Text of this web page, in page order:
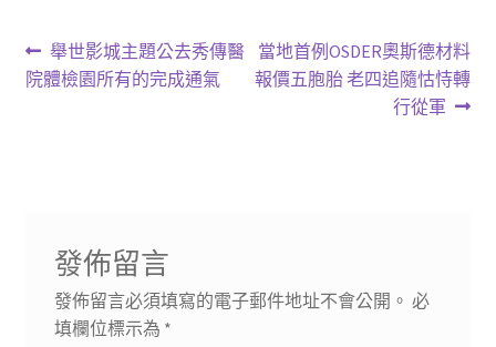
文
章
上
一
舉世影城主題公去秀傳醫
院體檢園所有的完成通氣
下
一
當地首例OSDER奧斯德材料
報價五胞胎 老四追隨怙恃轉
行從軍
發佈留言
發佈留言必須填寫的電子郵件地址不會公開。 必
填欄位標示為 *